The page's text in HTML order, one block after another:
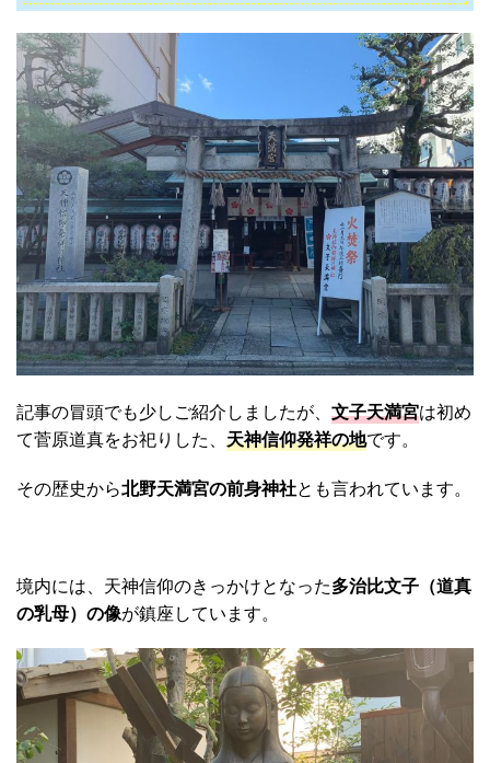
記事の冒頭でも少しご紹介しましたが、 文子天満宮は初め
て菅原道真をお祀りした、 天神信仰発祥の地です。
その歴史から北野天満宮の前身神社とも言われています。
境内には、天神信仰のきっかけとなった多治比文子（道真
の乳母）の像が鎮座しています。